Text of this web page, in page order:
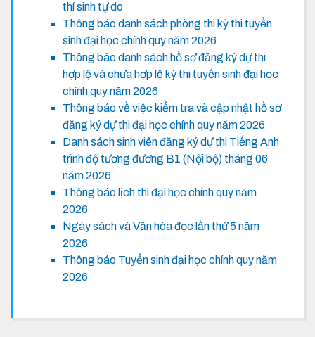
thí sinh tự do
Thông báo danh sách phòng thi kỳ thi tuyển
sinh đại học chính quy năm 2026
Thông báo danh sách hồ sơ đăng ký dự thi
hợp lệ và chưa hợp lệ kỳ thi tuyển sinh đại học
chính quy năm 2026
Thông báo về việc kiểm tra và cập nhật hồ sơ
đăng ký dự thi đại học chính quy năm 2026
Danh sách sinh viên đăng ký dự thi Tiếng Anh
trình độ tương đương B1 (Nội bộ) tháng 06
năm 2026
Thông báo lịch thi đại học chính quy năm
2026
Ngày sách và Văn hóa đọc lần thứ 5 năm
2026
Thông báo Tuyển sinh đại học chính quy năm
2026